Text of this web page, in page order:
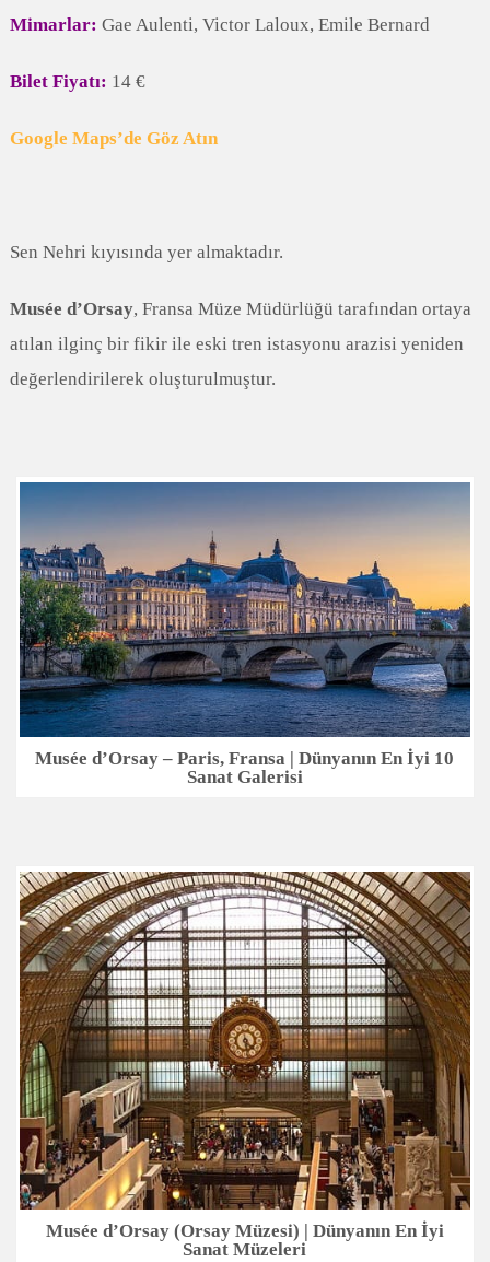
Mimarlar: Gae Aulenti, Victor Laloux, Emile Bernard
Bilet Fiyatı: 14 €
Google Maps’de Göz Atın
Sen Nehri kıyısında yer almaktadır.
Musée d’Orsay, Fransa Müze Müdürlüğü tarafından ortaya
atılan ilginç bir fikir ile eski tren istasyonu arazisi yeniden
değerlendirilerek oluşturulmuştur.
Musée d’Orsay – Paris, Fransa | Dünyanın En İyi 10
Sanat Galerisi
Musée d’Orsay (Orsay Müzesi) | Dünyanın En İyi
Sanat Müzeleri